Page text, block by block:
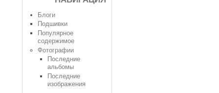
Блоги
Подшивки
Популярное
содержимое
Фотографии
Последние
альбомы
Последние
изображения